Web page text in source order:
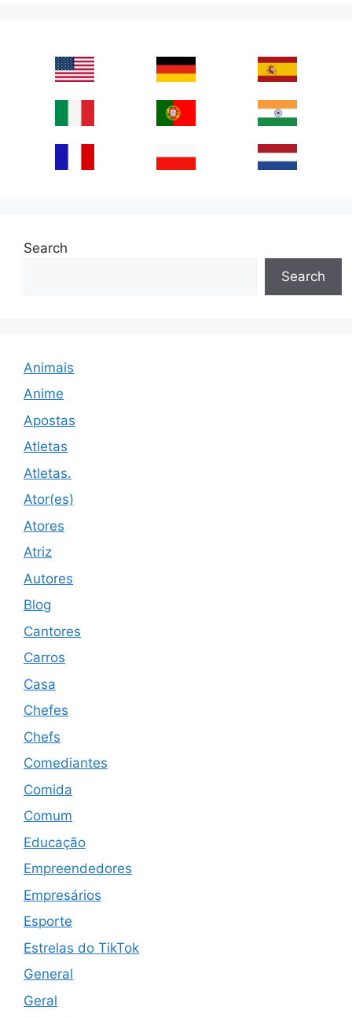
Search
Search
Animais
Anime
Apostas
Atletas
Atletas.
Ator(es)
Atores
Atriz
Autores
Blog
Cantores
Carros
Casa
Chefes
Chefs
Comediantes
Comida
Comum
Educação
Empreendedores
Empresários
Esporte
Estrelas do TikTok
General
Geral